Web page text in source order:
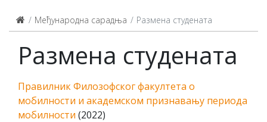
Међународна сарадња Размена студената
Размена студената
Правилник Филозофског факултета о
мобилности и академском признавању периода
мобилности (2022)